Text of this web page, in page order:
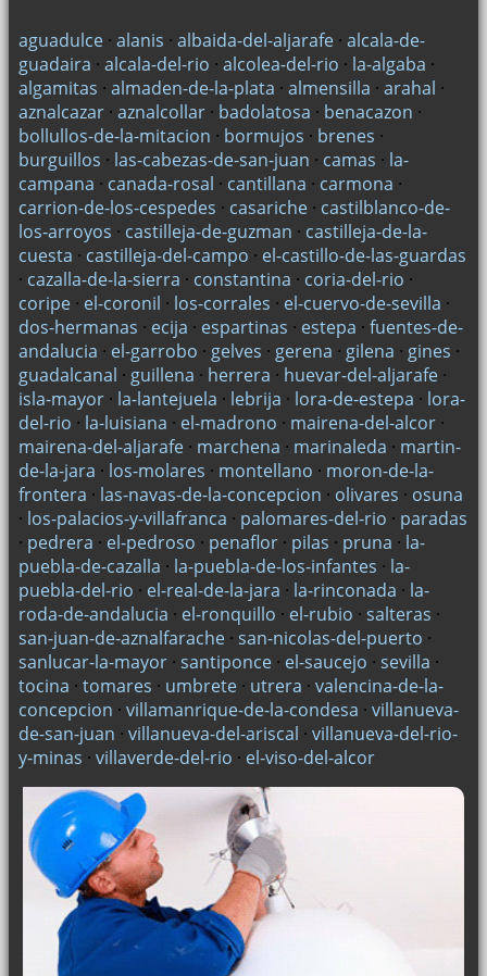
aguadulce· alanis · albaida-del-aljarafe· alcala-de-
guadaira · alcala-del-rio · alcolea-del-rio · la-algaba ·
algamitas · almaden-de-la-plata · almensilla · arahal ·
aznalcazar· aznalcollar· badolatosa · benacazon ·
bollullos-de-la-mitacion · bormujos · brenes ·
burguillos · las-cabezas-de-san-juan · camas · la-
campana · canada-rosal · cantillana · carmona ·
carrion-de-los-cespedes · casariche· castilblanco-de-
los-arroyos · castilleja-de-guzman · castilleja-de-la-
cuesta · castilleja-del-campo · el-castillo-de-las-guardas
· cazalla-de-la-sierra · constantina · coria-del-rio ·
coripe· el-coronil · los-corrales · el-cuervo-de-sevilla ·
dos-hermanas · ecija · espartinas · estepa · fuentes-de-
andalucia · el-garrobo · gelves · gerena · gilena · gines ·
guadalcanal · guillena · herrera · huevar-del-aljarafe·
isla-mayor· la-lantejuela · lebrija · lora-de-estepa · lora-
del-rio · la-luisiana · el-madrono · mairena-del-alcor·
mairena-del-aljarafe· marchena · marinaleda · martin-
de-la-jara · los-molares · montellano · moron-de-la-
frontera · las-navas-de-la-concepcion · olivares · osuna
· los-palacios-y-villafranca · palomares-del-rio · paradas
· pedrera · el-pedroso · penaflor· pilas · pruna · la-
puebla-de-cazalla · la-puebla-de-los-infantes · la-
puebla-del-rio · el-real-de-la-jara · la-rinconada · la-
roda-de-andalucia · el-ronquillo · el-rubio · salteras ·
san-juan-de-aznalfarache· san-nicolas-del-puerto ·
sanlucar-la-mayor· santiponce· el-saucejo · sevilla ·
tocina · tomares · umbrete· utrera · valencina-de-la-
concepcion · villamanrique-de-la-condesa · villanueva-
de-san-juan · villanueva-del-ariscal · villanueva-del-rio-
y-minas · villaverde-del-rio · el-viso-del-alcor